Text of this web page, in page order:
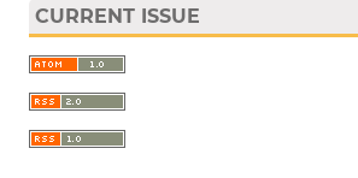
CURRENT ISSUE